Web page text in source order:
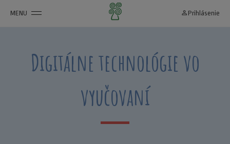
MENU person_outline Prihlásenie
Digitálne technológie vo
vyučovaní